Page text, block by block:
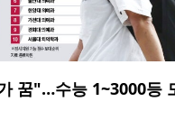
꿈"…수능 1~3000등